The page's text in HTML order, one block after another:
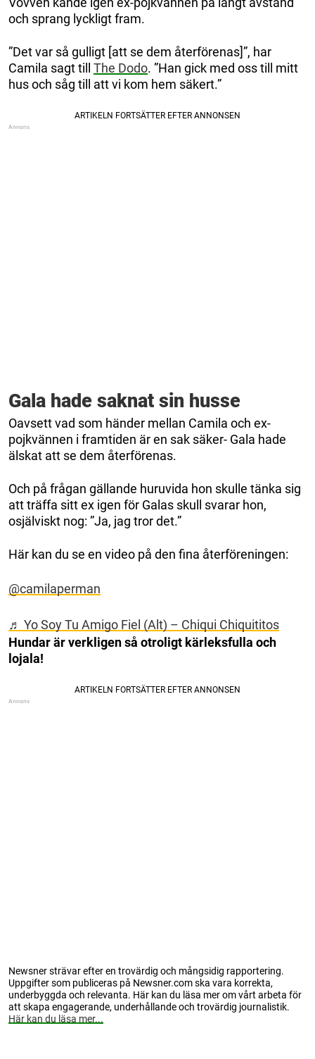
och sprang lyckligt fram.
”Det var så gulligt [att se dem återförenas]”, har
Camila sagt till The Dodo. ”Han gick med oss till mitt
hus och såg till att vi kom hem säkert.”
Gala hade saknat sin husse
Oavsett vad som händer mellan Camila och ex-
pojkvännen i framtiden är en sak säker- Gala hade
älskat att se dem återförenas.
Och på frågan gällande huruvida hon skulle tänka sig
att träffa sitt ex igen för Galas skull svarar hon,
osjälviskt nog: ”Ja, jag tror det.”
Här kan du se en video på den fina återföreningen:
@camilaperman
♬ Yo Soy Tu Amigo Fiel (Alt) – Chiqui Chiquititos
Hundar är verkligen så otroligt kärleksfulla och
lojala!
Newsner strävar efter en trovärdig och mångsidig rapportering.
Uppgifter som publiceras på Newsner.com ska vara korrekta,
underbyggda och relevanta. Här kan du läsa mer om vårt arbeta för
att skapa engagerande, underhållande och trovärdig journalistik.
Här kan du läsa mer...